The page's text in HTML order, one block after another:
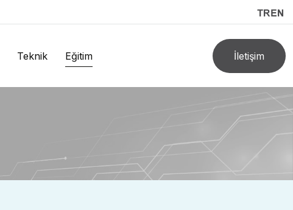
Teknik Eğitim İletişim